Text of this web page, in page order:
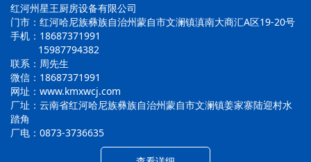
红河州星王厨房设备有限公司
门市：红河哈尼族彝族自治州蒙自市文澜镇滇南大商汇A区19-20号
手机：18687371991
15987794382
联系：周先生
微信：18687371991
网址：www.kmxwcj.com
厂址：云南省红河哈尼族彝族自治州蒙自市文澜镇姜家寨陆迎村水
踏角
厂电：0873-3736635